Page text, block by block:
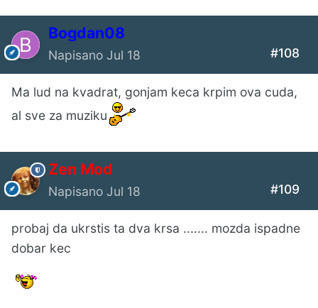
Bogdan08
Napisano Jul 18 #108
Ma lud na kvadrat, gonjam keca krpim ova cuda,
al sve za muziku
Zen Mod
Napisano Jul 18 #109
probaj da ukrstis ta dva krsa ....... mozda ispadne
dobar kec